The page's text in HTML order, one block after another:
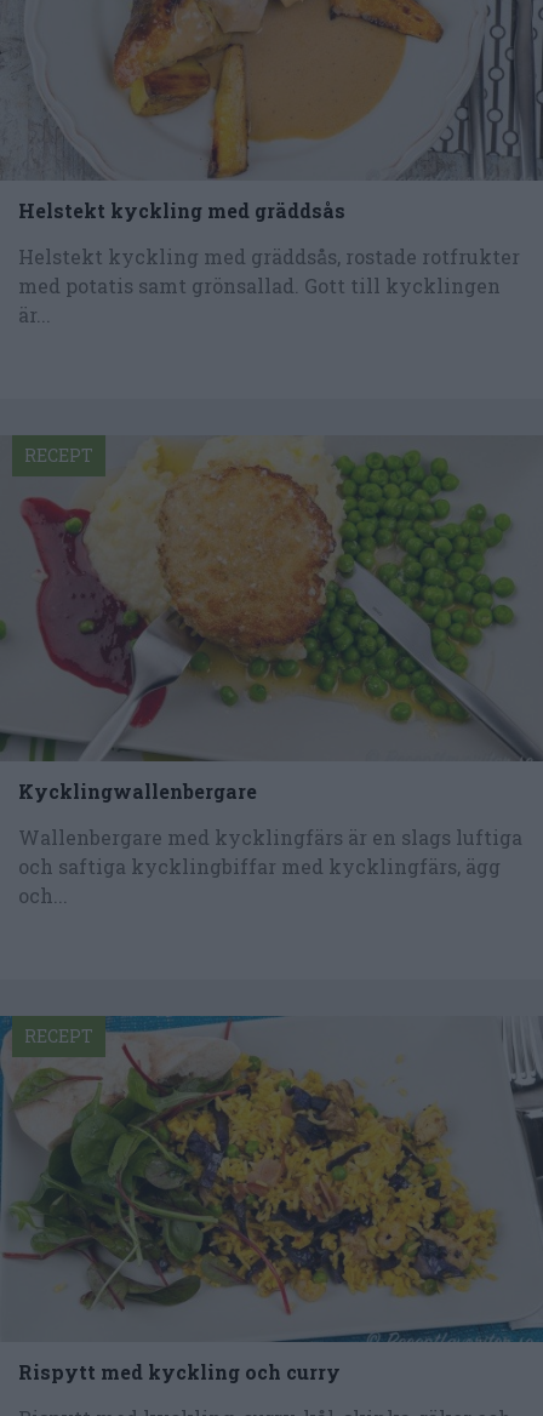
Helstekt kyckling med gräddsås
Helstekt kyckling med gräddsås, rostade rotfrukter
med potatis samt grönsallad. Gott till kycklingen
är...
Kycklingwallenbergare
Wallenbergare med kycklingfärs är en slags luftiga
och saftiga kycklingbiffar med kycklingfärs, ägg
och...
RECEPT
Rispytt med kyckling och curry
RECEPT